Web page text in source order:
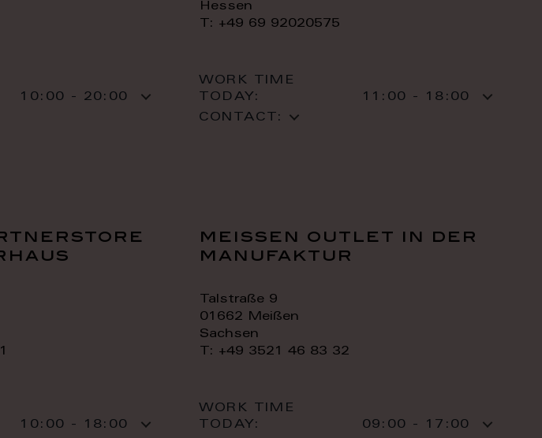
10:00 - 20:00
Hessen
T: +49 69 92020575
WORK TIME
TODAY:
11:00 - 18:00
CONTACT:
10:00 - 18:00
meissen outlet in der
manufaktur
Talstraße 9
01662 Meißen
Sachsen
T: +49 3521 46 83 32
WORK TIME
TODAY:
09:00 - 17:00